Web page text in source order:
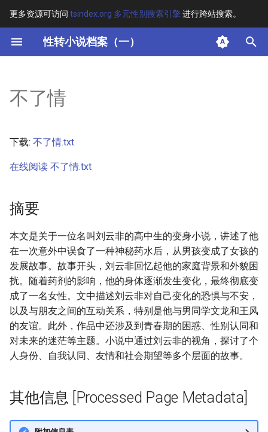
更多资源可访问 tsindex.org 多元性别搜索引擎进行跨站搜索。
性转小说档案（一）
键
开
搜
索
其他信息 [Processed Page
不了情
下载: 不了情.txt
在线阅读 不了情.txt
摘要
本文是关于一位名叫刘云非的高中生的变身小说，讲述了他
在一次意外中误食了一种神秘药水后，从男孩变成了女孩的
发展故事。故事开头，刘云非回忆起他的家庭背景和外貌困
扰。随着药剂的影响，他的身体逐渐发生变化，最终彻底变
成了一名女性。文中描述刘云非对自己变化的恐惧与不安，
以及与朋友之间的互动关系，特别是他与男同学文龙和王风
的友谊。此外，作品中还涉及到青春期的困惑、性别认同和
对未来的迷茫等主题。小说中通过刘云非的视角，探讨了个
人身份、自我认同、友情和社会期望等多个层面的故事。
其他信息 [Processed Page Metadata]